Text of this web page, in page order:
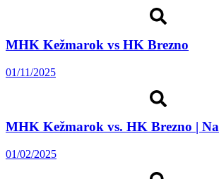
MHK Kežmarok vs HK Brezno
01/11/2025
MHK Kežmarok vs. HK Brezno |
01/02/2025